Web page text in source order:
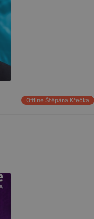
Offline Štěpána Křečka